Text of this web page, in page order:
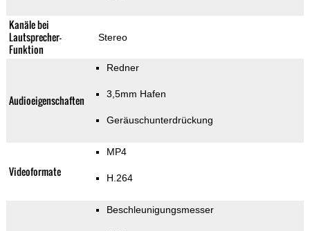
Kanäle bei
Lautsprecher-
Funktion
Stereo
Audioeigenschaften
Redner
3,5mm Hafen
Geräuschunterdrückung
Videoformate
MP4
H.264
Beschleunigungsmesser